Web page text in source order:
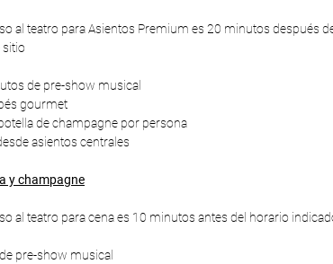
al teatro para Asientos Premium es 20 minutos después
sitio
de pre-show musical
gourmet
de champagne por persona
asientos centrales
y champagne
al teatro para cena es 10 minutos antes del horario
pre-show musical